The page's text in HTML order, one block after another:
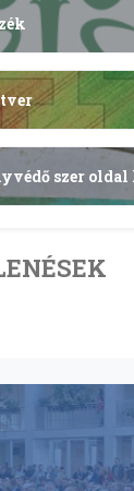
szer